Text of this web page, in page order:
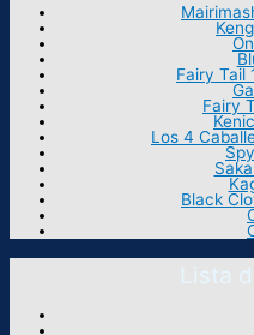
Fairy Tail
Fairy
Los 4
Black
Lista